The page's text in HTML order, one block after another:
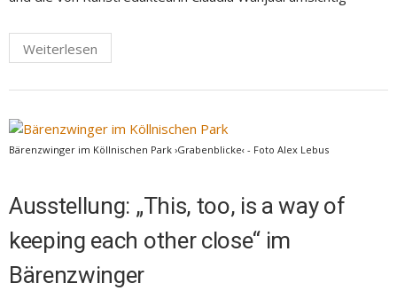
Weiterlesen
Bärenzwinger im Köllnischen Park ›Grabenblicke‹ - Foto Alex Lebus
Ausstellung: „This, too, is a way of
keeping each other close“ im
Bärenzwinger